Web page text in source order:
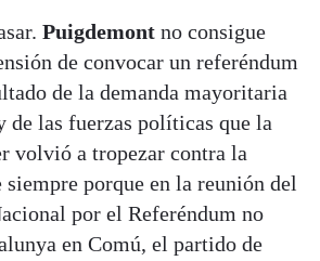
Puigdemont no consigue
de convocar un referéndum
de la demanda mayoritaria
de las fuerzas políticas que la
volvió a tropezar contra la
porque en la reunión del
por el Referéndum no
en Comú, el partido de